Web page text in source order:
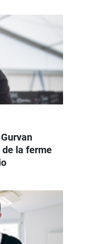
la ferme